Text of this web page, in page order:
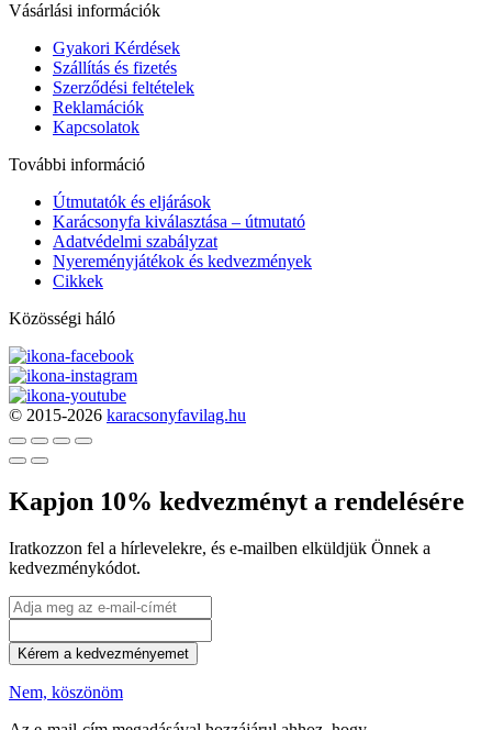
Vásárlási információk
Gyakori Kérdések
Szállítás és fizetés
Szerződési feltételek
Reklamációk
Kapcsolatok
További információ
Útmutatók és eljárások
Karácsonyfa kiválasztása – útmutató
Adatvédelmi szabályzat
Nyereményjátékok és kedvezmények
Cikkek
Közösségi háló
© 2015-2026 karacsonyfavilag.hu
Kapjon 10% kedvezményt a rendelésére
Iratkozzon fel a hírlevelekre, és e-mailben elküldjük Önnek a
kedvezménykódot.
Kérem a kedvezményemet
Nem, köszönöm